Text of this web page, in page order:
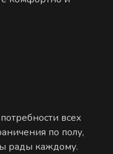
всех
по полу,
рады каждому.